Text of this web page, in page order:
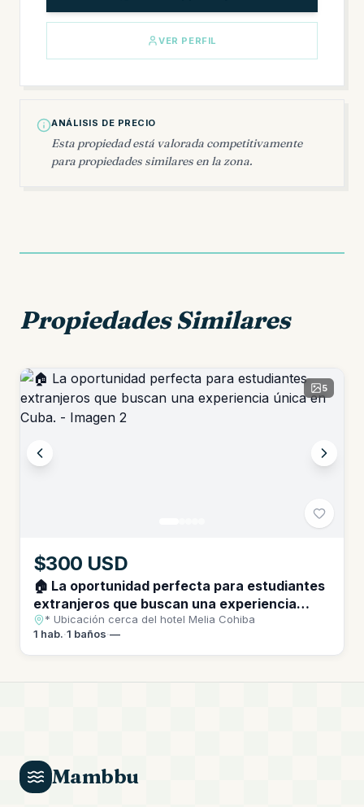
VER PERFIL
ANÁLISIS DE PRECIO
Esta propiedad está valorada competitivamente
para propiedades similares en la zona.
Propiedades Similares
5
$300 USD
🏠 La oportunidad perfecta para estudiantes
extranjeros que buscan una experiencia
única en Cuba. * Ubicación cerca del hotel
Melia Cohiba
* Ubicación cerca del hotel Melia Cohiba
1 hab.·1 baños·—
Mambbu